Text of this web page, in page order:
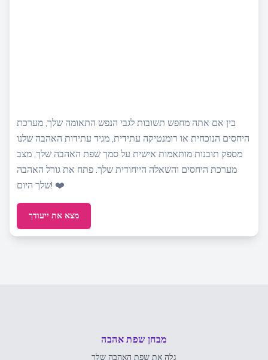
בין אם אתה מחפש תשובות לגבי הנפש התאומה שלך, מערכת
היחסים הנוכחית או רומנטיקה עתידית, מגיד עתידות האהבה שלנו
מספק תובנות מותאמות אישית על סמך שפת האהבה שלך, מצב
מערכת היחסים והשאלה הייחודית שלך. פתח את גורל האהבה
שלך היום! ❤️
מצא את ייעודך
מבחן שפת אהבה
גלה את שפת האהבה שלך